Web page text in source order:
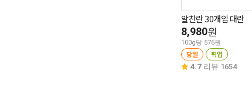
알찬란 30개입 대란
8,980원
100g당 576원
당일 픽업
4.7 리뷰 1654